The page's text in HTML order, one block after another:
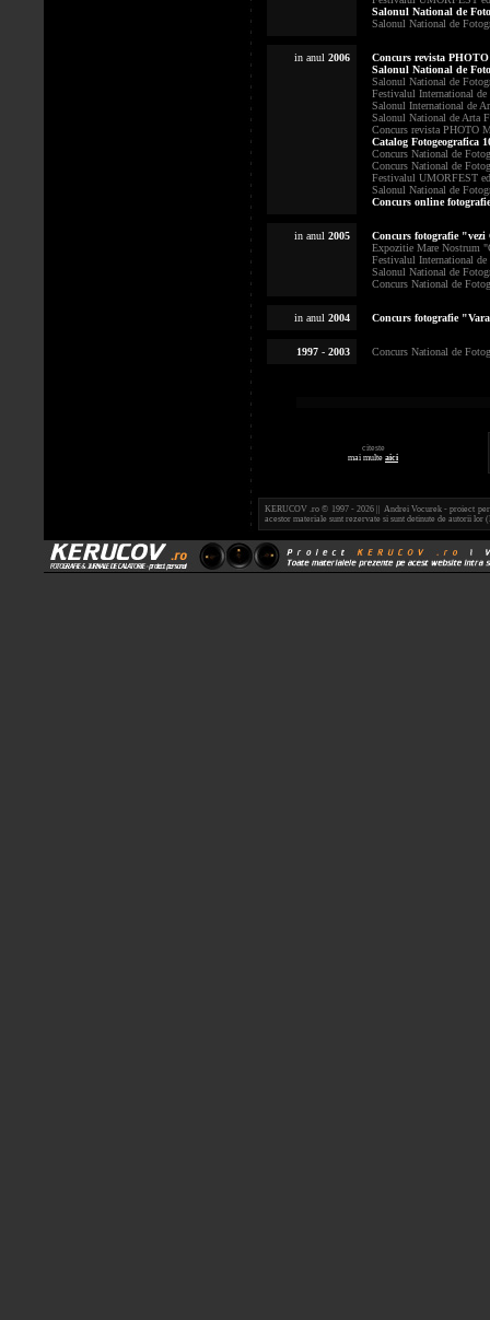
Salonul National de
Salonul National de
in anul 2006
Concurs revista
Salonul National de
Salonul National de
Festivalul International
Salonul International de
Salonul National de Arta
Concurs revista PHOTO
Catalog Fotogeografica
Concurs National de
Concurs National de
Festivalul UMORFEST
Salonul National de
Concurs online
in anul 2005
Concurs fotografie
Expozitie Mare Nostrum
Festivalul International
Salonul National de
Concurs National de
in anul 2004 Concurs fotografie
1997 - 2003 Concurs National de
citeste
mai multe aici
KERUCOV .ro © 1997 - 2026 || Andrei Vocurek - proiect
acestor materiale sunt rezervate si sunt detinute de autorii